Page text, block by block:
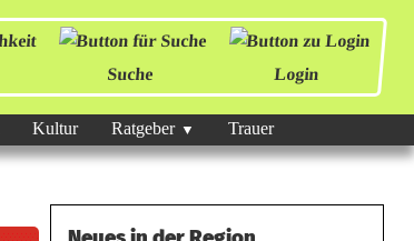
Suche Login
Kultur Ratgeber Trauer